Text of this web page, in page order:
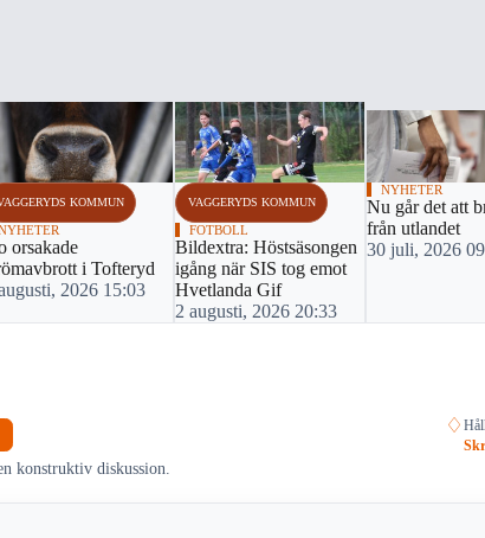
KOMMUN
orsakade
i Tofteryd
2026 15:03
VAGGERYDS KOMMUN
FOTBOLL
Bildextra: Höstsäsongen
igång när SIS tog emot
Hvetlanda Gif
2 augusti, 2026 20:33
NYHETER
Nu går det att
från utlandet
30 juli, 2026
konstruktiv diskussion.
♢